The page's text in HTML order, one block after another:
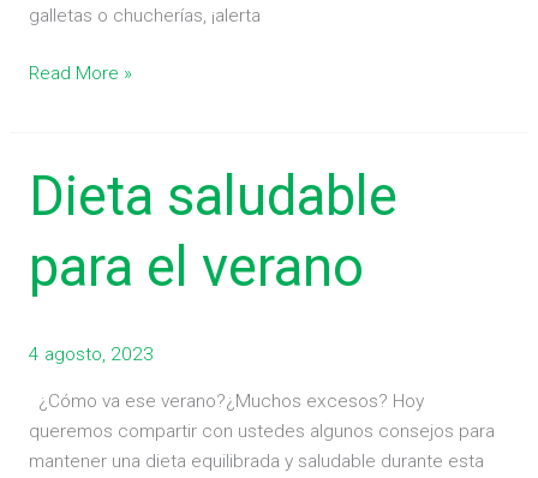
galletas o chucherías, ¡alerta
Read More »
Dieta saludable
para el verano
4 agosto, 2023
¿Cómo va ese verano?¿Muchos excesos? Hoy
queremos compartir con ustedes algunos consejos para
mantener una dieta equilibrada y saludable durante esta
Dieta
saludable
el
verano